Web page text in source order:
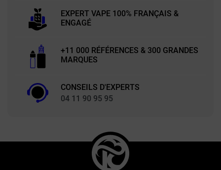
EXPERT VAPE 100% FRANÇAIS &
ENGAGÉ
+11 000 RÉFÉRENCES & 300 GRANDES
MARQUES
CONSEILS D'EXPERTS
04 11 90 95 95